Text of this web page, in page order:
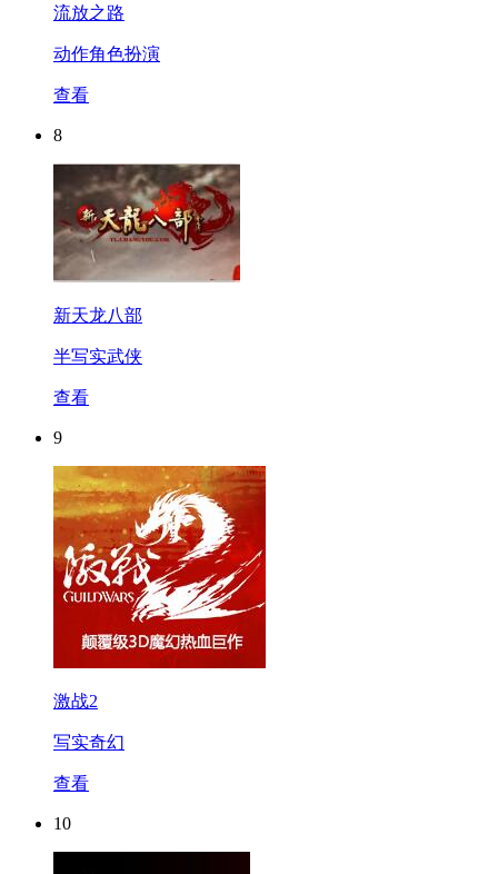
流放之路
动作角色扮演
查看
8
新天龙八部
半写实武侠
查看
9
激战2
写实奇幻
查看
10